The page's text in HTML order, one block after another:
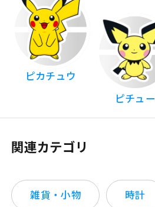
ピカチュウ
ピチュー
関連カテゴリ
雑貨・小物 時計